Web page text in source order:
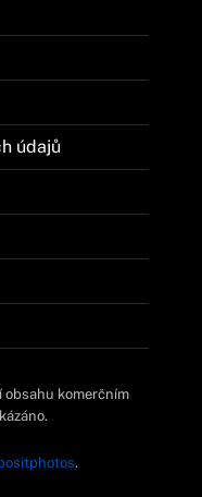
údajů
obsahu komerčním
.